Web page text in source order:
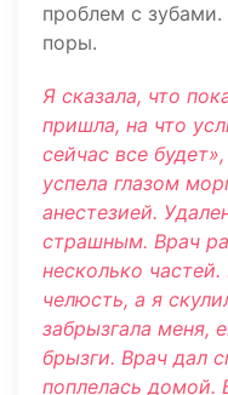
проблем с
поры.
Я сказала, что
пришла, на что
сейчас все
успела глазом
анестезией.
страшным. Врач
несколько
челюсть, а я
забрызгала меня,
брызги. Врач дал
поплелась домой.